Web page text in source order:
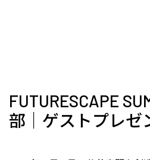
FUTURESCAPE
部｜ゲストプレゼ